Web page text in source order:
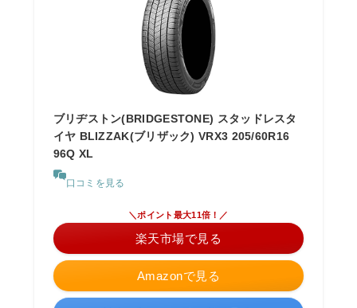
ブリヂストン(BRIDGESTONE) スタッドレスタ
イヤ BLIZZAK(ブリザック) VRX3 205/60R16
96Q XL
口コミを見る
Amazonで見る
＼ポイント最大11倍！／
楽天市場で見る